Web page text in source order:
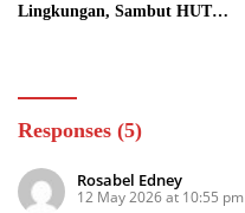
Lingkungan, Sambut HUT
Responses (5)
Rosabel Edney
12 May 2026 at 10:55 pm